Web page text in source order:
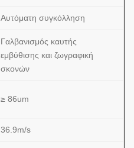
Αυτόματη συγκόλληση
Γαλβανισμός καυτής
εμβύθισης και ζωγραφική
σκονών
≥ 86um
36.9m/s